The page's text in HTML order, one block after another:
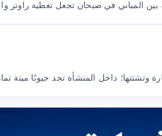
بين المباني في صبحان تجعل تغطية راوتر
وتشتتها؛ داخل المنشأة تجد جيوبًا ميتة